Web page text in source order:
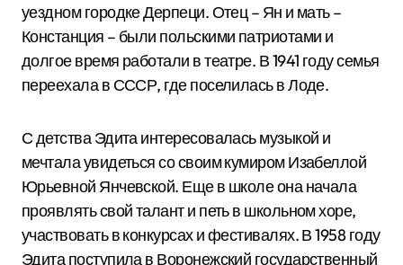
уездном городке Дерпеци. Отец – Ян и мать –
Констанция – были польскими патриотами и
долгое время работали в театре. В 1941 году семья
переехала в СССР, где поселилась в Лоде.
С детства Эдита интересовалась музыкой и
мечтала увидеться со своим кумиром Изабеллой
Юрьевной Янчевской. Еще в школе она начала
проявлять свой талант и петь в школьном хоре,
участвовать в конкурсах и фестивалях. В 1958 году
Эдита поступила в Воронежский государственный